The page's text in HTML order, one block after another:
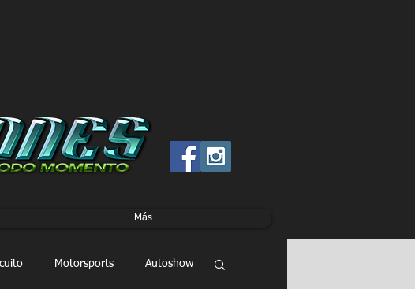
Más
Motorsports Autoshow